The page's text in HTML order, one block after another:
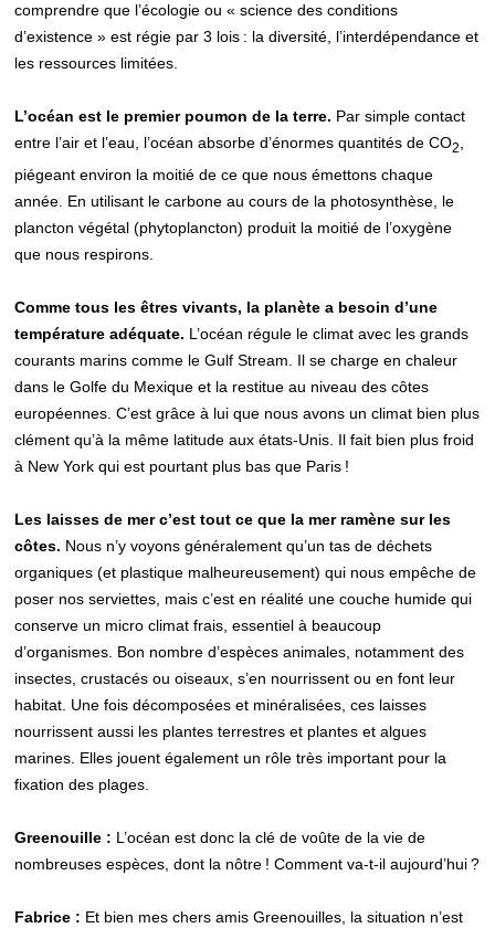
comprendre que l’écologie ou « science des conditions
d’existence » est régie par 3 lois : la diversité, l’interdépendance et
les ressources limitées.
L’océan est le premier poumon de la terre. Par simple contact
entre l’air et l’eau, l’océan absorbe d’énormes quantités de CO2
piégeant environ la moitié de ce que nous émettons chaque
année. En utilisant le carbone au cours de la photosynthèse, le
plancton végétal (phytoplancton) produit la moitié de l’oxygène
que nous respirons.
Comme tous les êtres vivants, la planète a besoin d’une
température adéquate. L’océan régule le climat avec les grands
courants marins comme le Gulf Stream. Il se charge en chaleur
dans le Golfe du Mexique et la restitue au niveau des côtes
européennes. C’est grâce à lui que nous avons un climat bien plus
clément qu’à la même latitude aux états-Unis. Il fait bien plus froid
à New York qui est pourtant plus bas que Paris !
Les laisses de mer c’est tout ce que la mer ramène sur les
côtes. Nous n’y voyons généralement qu’un tas de déchets
organiques (et plastique malheureusement) qui nous empêche de
poser nos serviettes, mais c’est en réalité une couche humide qui
conserve un micro climat frais, essentiel à beaucoup
d’organismes. Bon nombre d’espèces animales, notamment des
insectes, crustacés ou oiseaux, s’en nourrissent ou en font leur
habitat. Une fois décomposées et minéralisées, ces laisses
nourrissent aussi les plantes terrestres et plantes et algues
marines. Elles jouent également un rôle très important pour la
fixation des plages.
Greenouille : L’océan est donc la clé de voûte de la vie de
nombreuses espèces, dont la nôtre ! Comment va-t-il aujourd’hui ?
Fabrice : Et bien mes chers amis Greenouilles, la situation n’est